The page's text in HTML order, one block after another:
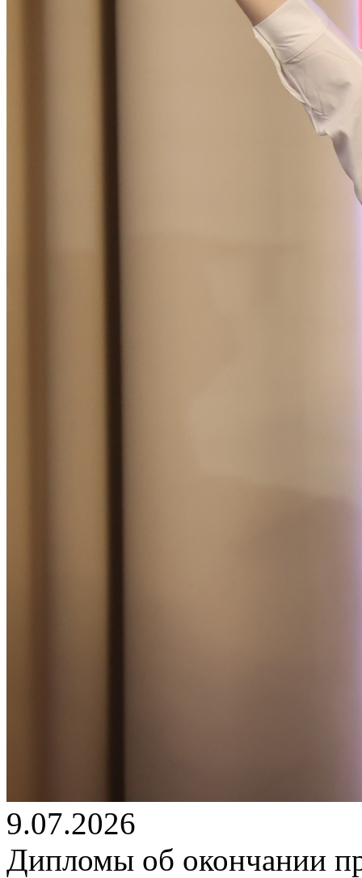
9.07.2026
Дипломы об окончании